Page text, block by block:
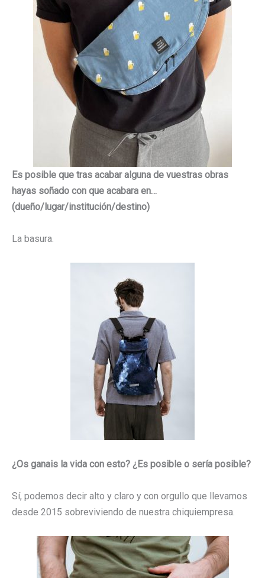
Es posible que tras acabar alguna de vuestras obras
hayas soñado con que acabara en…
(dueño/lugar/institución/destino)
La basura.
¿Os ganais la vida con esto? ¿Es posible o sería posible?
Sí, podemos decir alto y claro y con orgullo que llevamos
desde 2015 sobreviviendo de nuestra chiquiempresa.